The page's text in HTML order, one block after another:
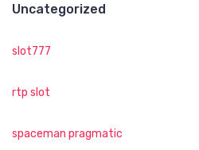
Uncategorized
slot777
rtp slot
spaceman pragmatic